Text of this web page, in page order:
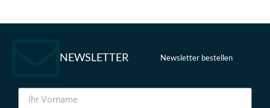
NEWSLETTER Newsletter bestellen